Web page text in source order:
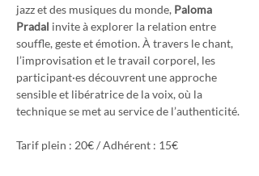
jazz et des musiques du monde, Paloma
Pradal invite à explorer la relation entre
souffle, geste et émotion. À travers le chant,
l’improvisation et le travail corporel, les
participant·es découvrent une approche
sensible et libératrice de la voix, où la
technique se met au service de l’authenticité.
Tarif plein : 20€ / Adhérent : 15€